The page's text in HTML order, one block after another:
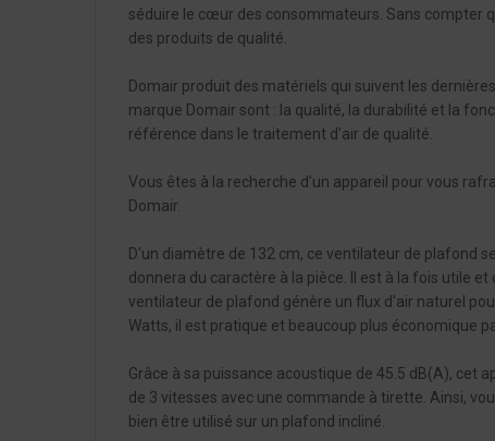
séduire le cœur des consommateurs. Sans compter
des produits de qualité.
Domair produit des matériels qui suivent les
marque Domair sont : la qualité, la durabilité et la
référence dans le traitement d’air de qualité.
Vous êtes à la recherche d'un appareil pour vous
Domair.
D'un diamètre de 132 cm, ce ventilateur de plafond
donnera du caractère à la pièce. Il est à la fois utile
ventilateur de plafond génère un flux d'air naturel
Watts, il est pratique et beaucoup plus économique
Grâce à sa puissance acoustique de 45.5 dB(A), cet
de 3 vitesses avec une commande à tirette. Ainsi,
bien être utilisé sur un plafond incliné.